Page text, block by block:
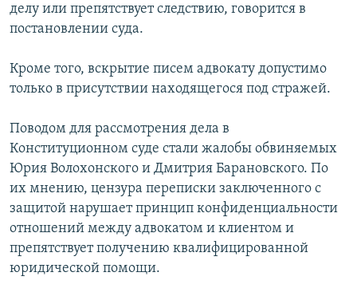
делу или препятствует следствию, говорится в
постановлении суда.
Кроме того, вскрытие писем адвокату допустимо
только в присутствии находящегося под стражей.
Поводом для рассмотрения дела в
Конституционном суде стали жалобы обвиняемых
Юрия Волохонского и Дмитрия Барановского. По
их мнению, цензура переписки заключенного с
защитой нарушает принцип конфиденциальности
отношений между адвокатом и клиентом и
препятствует получению квалифицированной
юридической помощи.